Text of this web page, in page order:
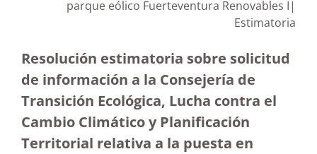
parque eólico Fuerteventura Renovables I|
Estimatoria
Resolución estimatoria sobre solicitud
de información a la Consejería de
Transición Ecológica, Lucha contra el
Cambio Climático y Planificación
Territorial relativa a la puesta en